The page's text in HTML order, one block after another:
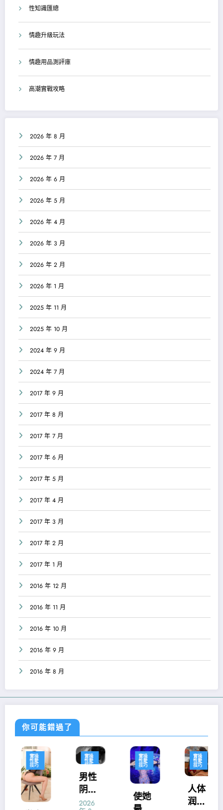
性知識匯總
情趣升級玩法
情趣用品測評庫
高潮實戰攻略
2026 年 8 月
2026 年 7 月
2026 年 6 月
2026 年 5 月
2026 年 4 月
2026 年 3 月
2026 年 2 月
2026 年 1 月
2025 年 11 月
2025 年 10 月
2024 年 9 月
2024 年 7 月
2017 年 9 月
2017 年 8 月
2017 年 7 月
2017 年 6 月
2017 年 5 月
2017 年 4 月
2017 年 3 月
2017 年 2 月
2017 年 1 月
2016 年 12 月
2016 年 11 月
2016 年 10 月
2016 年 9 月
2016 年 8 月
你可能錯過了
實操
性愛
技巧
實操
性愛
技巧
男性
阴茎
锻
2026
實操
性愛
技巧
使她
實操
性愛
技巧
人体
润滑